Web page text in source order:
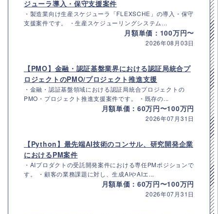
ジューラ導入・保守支援案件
・製造業向け生産スケジューラ「FLEXSCHE」の導入・保守
支援案件です。 ・生産スケジューリングシステム...
月額単価：100万円〜
2026年08月03日
【PMO】金融・認証基盤業界における認証局統合プ
ロジェクトのPMO/プロジェクト推進支援
・金融・認証基盤領域における認証局統合プロジェクトの
PMO・プロジェクト推進支援案件です。 ・既存の...
月額単価：60万円〜100万円
2026年07月31日
【Python】最先端AI技術のコンサル、研究開発企業
におけるPM案件
・AIプロダクトの受託開発案件における専任PMポジションで
す。 ・顧客の業務課題に対し、生成AIやAIエ...
月額単価：60万円〜100万円
2026年07月31日